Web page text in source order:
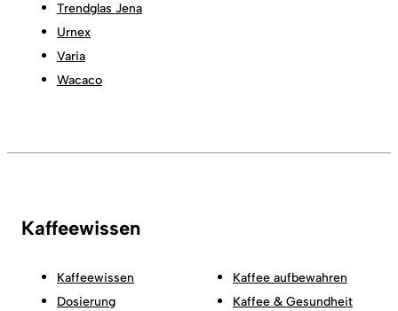
Trendglas Jena
Urnex
Varia
Wacaco
Kaffeewissen
Kaffeewissen
Dosierung
Kaffee aufbewahren
Kaffee & Gesundheit